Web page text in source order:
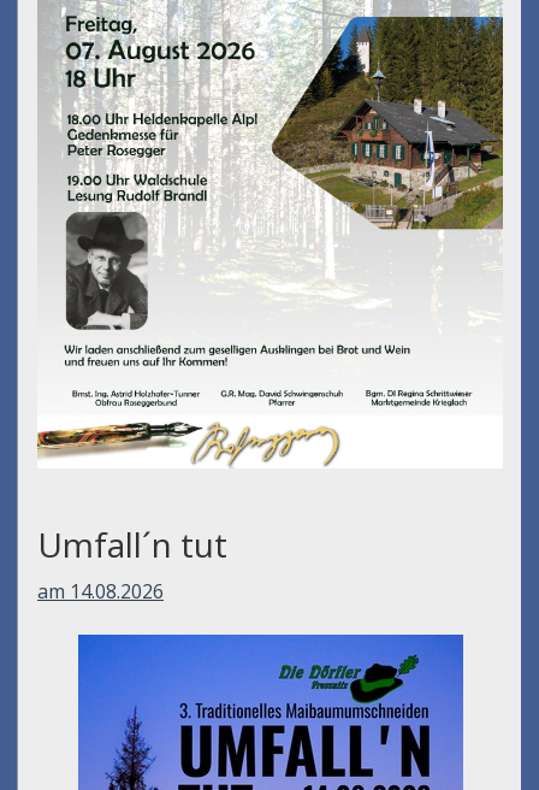
Umfall´n tut
am 14.08.2026